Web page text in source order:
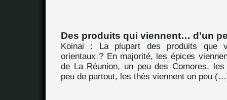
Des produits qui viennent… d’un
Koinai : La plupart des produits que
orientaux ? En majorité, les épices
de La Réunion, un peu des Comores,
peu de partout, les thés viennent un peu